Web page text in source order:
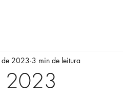
2023
de 2023 3 min de leitura